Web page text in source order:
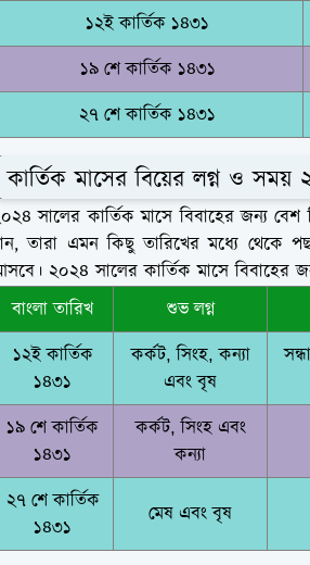
১২ই কার্তিক ১৪৩১
১৯ শে কার্তিক ১৪৩১
২৭ শে কার্তিক ১৪৩১
কার্তিক মাসের বিয়ের লগ্ন ও সময়
সালের কার্তিক মাসে বিবাহের জন্য
তারা এমন কিছু তারিখের মধ্যে থেকে
২০২৪ সালের কার্তিক মাসে বিবাহের
বাংলা তারিখ শুভ লগ্ন
১২ই কার্তিক
১৪৩১
কর্কট, সিংহ, কন্যা
এবং বৃষ
১৯ শে কার্তিক
১৪৩১
কর্কট, সিংহ এবং
কন্যা
২৭ শে কার্তিক
১৪৩১
মেষ এবং বৃষ